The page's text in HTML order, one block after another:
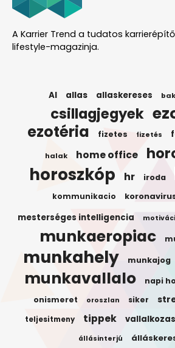
A Karrier Trend a tudatos
lifestyle-magazinja.
AI allas allaskereses bak
csillagjegyek
ezotéria fizetes fizetés
halak home office
horoszkóp hr iroda
kommunikacio
mesterséges intelligencia
munkaeropiac
munkahely munkajog
munkavallalo napi
onismeret oroszlan siker
teljesitmeny tippek vallalkozas
állásinterjú